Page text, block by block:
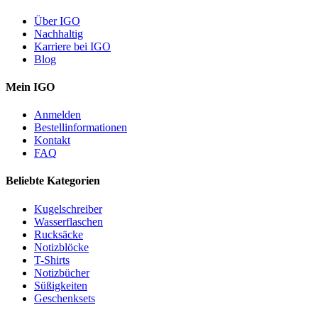
Über IGO
Nachhaltig
Karriere bei IGO
Blog
Mein IGO
Anmelden
Bestellinformationen
Kontakt
FAQ
Beliebte Kategorien
Kugelschreiber
Wasserflaschen
Rucksäcke
Notizblöcke
T-Shirts
Notizbücher
Süßigkeiten
Geschenksets